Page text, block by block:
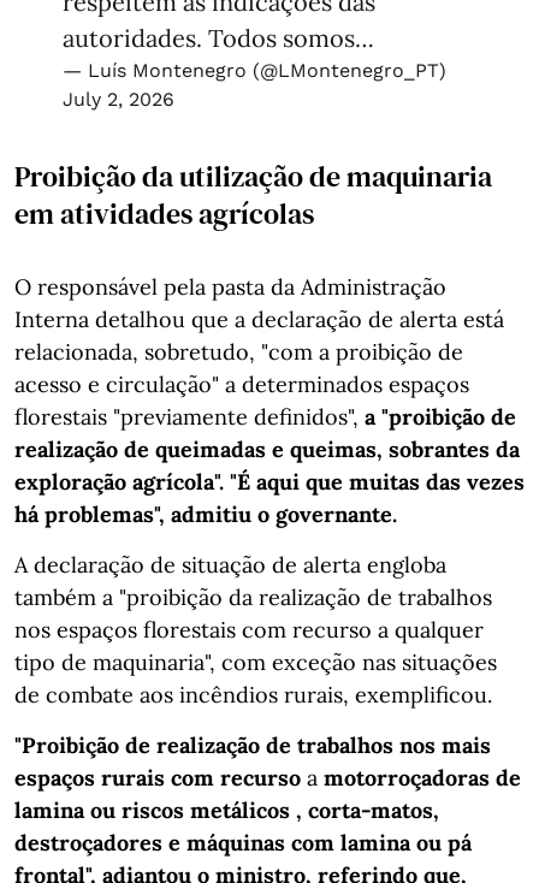
autoridades. Todos somos…
— Luís Montenegro (@LMontenegro_PT)
July 2, 2026
Proibição da utilização de maquinaria
em atividades agrícolas
O responsável pela pasta da Administração
Interna detalhou que a declaração de alerta está
relacionada, sobretudo, "com a proibição de
acesso e circulação" a determinados espaços
florestais "previamente definidos", a "proibição de
realização de queimadas e queimas, sobrantes da
exploração agrícola". "É aqui que muitas das vezes
há problemas", admitiu o governante.
A declaração de situação de alerta engloba
também a "proibição da realização de trabalhos
nos espaços florestais com recurso a qualquer
tipo de maquinaria", com exceção nas situações
de combate aos incêndios rurais, exemplificou.
"Proibição de realização de trabalhos nos mais
espaços rurais com recurso a motorroçadoras de
lamina ou riscos metálicos , corta-matos,
destroçadores e máquinas com lamina ou pá
frontal", adiantou o ministro, referindo que,